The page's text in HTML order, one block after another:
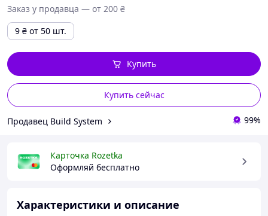
Заказ у продавца — от 200 ₴
9 ₴ от 50 шт.
Купить сейчас
Купить
Продавец Build System 99%
Карточка Rozetka
Оформляй бесплатно
Характеристики и описание